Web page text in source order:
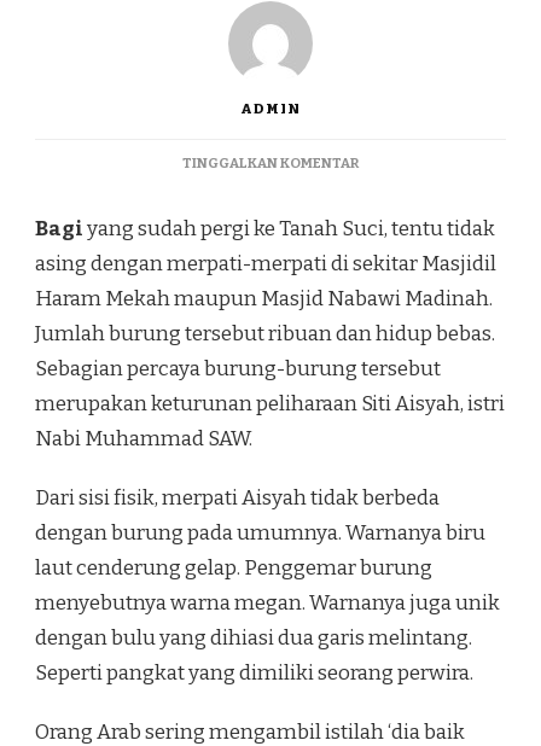
ADMIN
TINGGALKAN KOMENTAR
Bagiyang sudah pergi ke Tanah Suci, tentu tidak
asing dengan merpati-merpati di sekitar Masjidil
Haram Mekah maupun Masjid Nabawi Madinah.
Jumlah burung tersebut ribuan dan hidup bebas.
Sebagian percaya burung-burung tersebut
merupakan keturunan peliharaan Siti Aisyah, istri
Nabi Muhammad SAW.
Dari sisi fisik, merpati Aisyah tidak berbeda
dengan burung pada umumnya. Warnanya biru
laut cenderung gelap. Penggemar burung
menyebutnya warna megan. Warnanya juga unik
dengan bulu yang dihiasi dua garis melintang.
Seperti pangkat yang dimiliki seorang perwira.
Orang Arab sering mengambil istilah ‘dia baik